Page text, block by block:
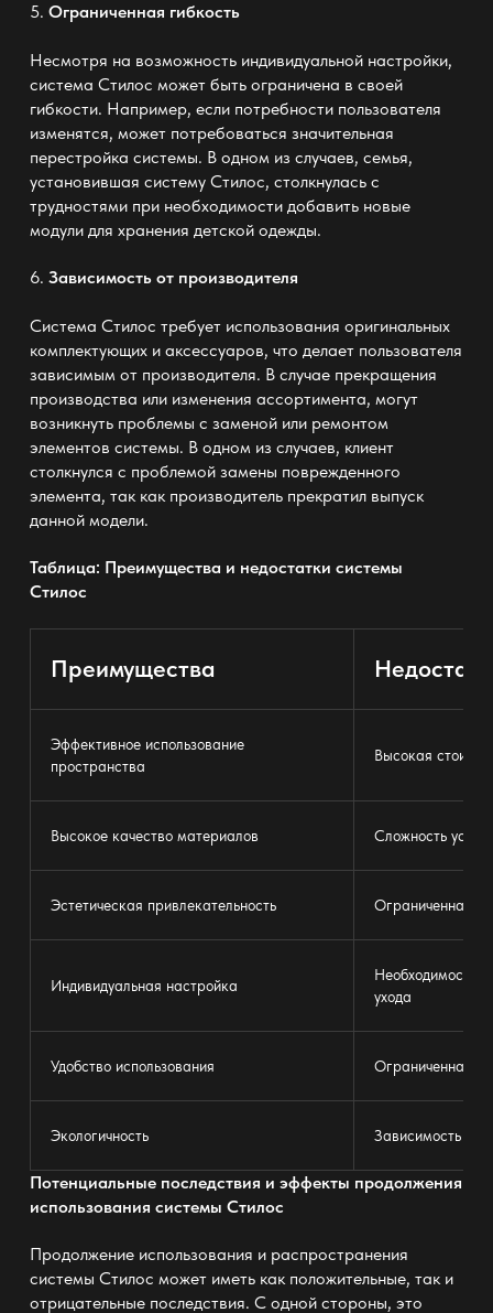
5. Ограниченная гибкость
Несмотря на возможность индивидуальной настройки,
система Стилос может быть ограничена в своей
гибкости. Например, если потребности пользователя
изменятся, может потребоваться значительная
перестройка системы. В одном из случаев, семья,
установившая систему Стилос, столкнулась с
трудностями при необходимости добавить новые
модули для хранения детской одежды.
6. Зависимость от производителя
Система Стилос требует использования оригинальных
комплектующих и аксессуаров, что делает пользователя
зависимым от производителя. В случае прекращения
производства или изменения ассортимента, могут
возникнуть проблемы с заменой или ремонтом
элементов системы. В одном из случаев, клиент
столкнулся с проблемой замены поврежденного
элемента, так как производитель прекратил выпуск
данной модели.
Таблица: Преимущества и недостатки системы
Стилос
Преимущества
Эффективное использование
пространства
Высокая
Высокое качество материалов Сложность
Эстетическая привлекательность Ограниченная
Индивидуальная настройка
Необходимость
ухода
Удобство использования Ограниченная
Экологичность Зависимость от
Потенциальные последствия и эффекты продолжения
использования системы Стилос
Продолжение использования и распространения
системы Стилос может иметь как положительные, так и
отрицательные последствия. С одной стороны, это